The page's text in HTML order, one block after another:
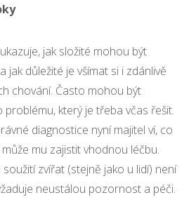
jak složité mohou být
jak důležité je všímat si i zdánlivě
chování. Často mohou být
který je třeba včas řešit.
diagnostice nyní majitel ví, co
mu zajistit vhodnou léčbu.
zvířat (stejně jako u lidí) není
neustálou pozornost a péči.